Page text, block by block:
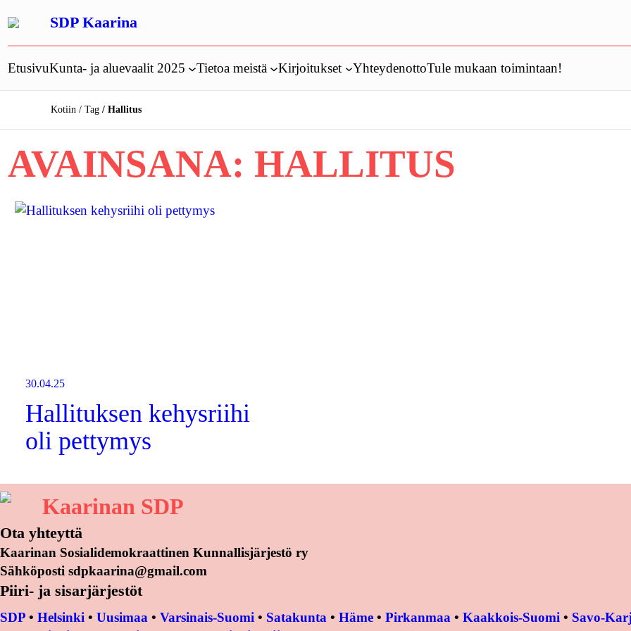
sisältöön
SDP Kaarina
EtusivuKunta- ja aluevaalit 2025 Tietoa meistä Kirjoitukset YhteydenottoTule mukaan toimintaan!
Kotiin Tag Hallitus
AVAINSANA: HALLITUS
30.04.25
Hallituksen kehysriihi
oli pettymys
Kaarinan SDP
Ota yhteyttä
Kaarinan Sosialidemokraattinen Kunnallisjärjestö ry
Sähköposti sdpkaarina@gmail.com
Piiri- ja sisarjärjestöt
SDP • Helsinki • Uusimaa • Varsinais-Suomi • Satakunta • Häme • Pirkanmaa • Kaakkois-Suomi • Savo-